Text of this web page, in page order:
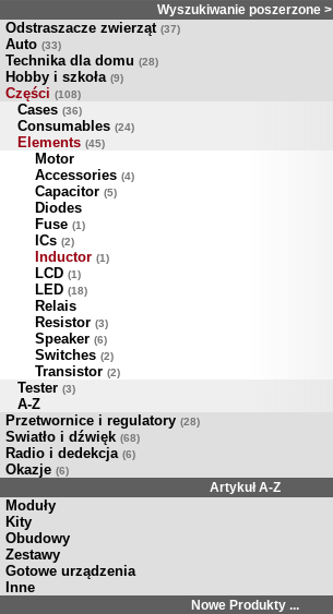
Wyszukiwanie poszerzone >
Odstraszacze zwierząt (37)
Auto (33)
Technika dla domu (28)
Hobby i szkoła (9)
Części (108)
Cases (36)
Consumables (24)
Elements (45)
Motor
Accessories (4)
Capacitor (5)
Diodes
Fuse (1)
ICs (2)
Inductor (1)
LCD (1)
LED (18)
Relais
Resistor (3)
Speaker (6)
Switches (2)
Transistor (2)
Tester (3)
A-Z
Przetwornice i regulatory (28)
Swiatło i dźwięk (68)
Radio i dedekcja (6)
Okazje (6)
Artykuł A-Z
Moduły
Kity
Obudowy
Zestawy
Gotowe urządzenia
Inne
Nowe Produkty ...